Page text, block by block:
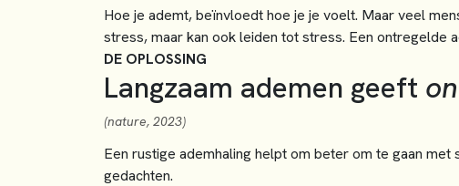
Hoe je ademt, beïnvloedt hoe je je voelt. Maar veel
stress, maar kan ook leiden tot stress. Een ontregelde
DE OPLOSSING
Langzaam ademen geeft
(nature, 2023)
Een rustige ademhaling helpt om beter om te gaan
gedachten.